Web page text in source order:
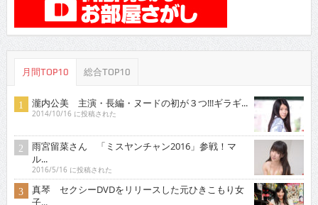
月間TOP10 総合TOP10
瀧内公美 主演・長編・ヌードの初が３つ!!!ギラギ...
2014/10/16 に投稿された
雨宮留菜さん 「ミスヤンチャン2016」参戦！マ
ル...
2016/5/16 に投稿された
真琴 セクシーDVDをリリースした元ひきこもり女
子...